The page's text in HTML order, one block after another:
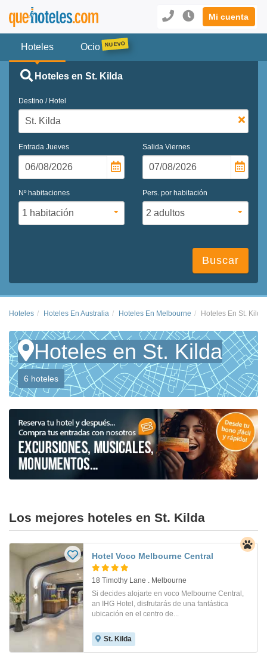
Mi cuenta
Hoteles Ocio
Hoteles en St. Kilda
Destino / Hotel
Entrada Jueves Salida Viernes
Nº habitaciones Pers. por habitación
Buscar
Hoteles Hoteles En Australia Hoteles En Melbourne Hoteles En St. Kilda
Hoteles en St. Kilda
6 hoteles
Los mejores hoteles en St. Kilda
Hotel Voco Melbourne Central
18 Timothy Lane . Melbourne
Si decides alojarte en voco Melbourne Central,
an IHG Hotel, disfrutarás de una fantástica
ubicación en el centro de...
St. Kilda